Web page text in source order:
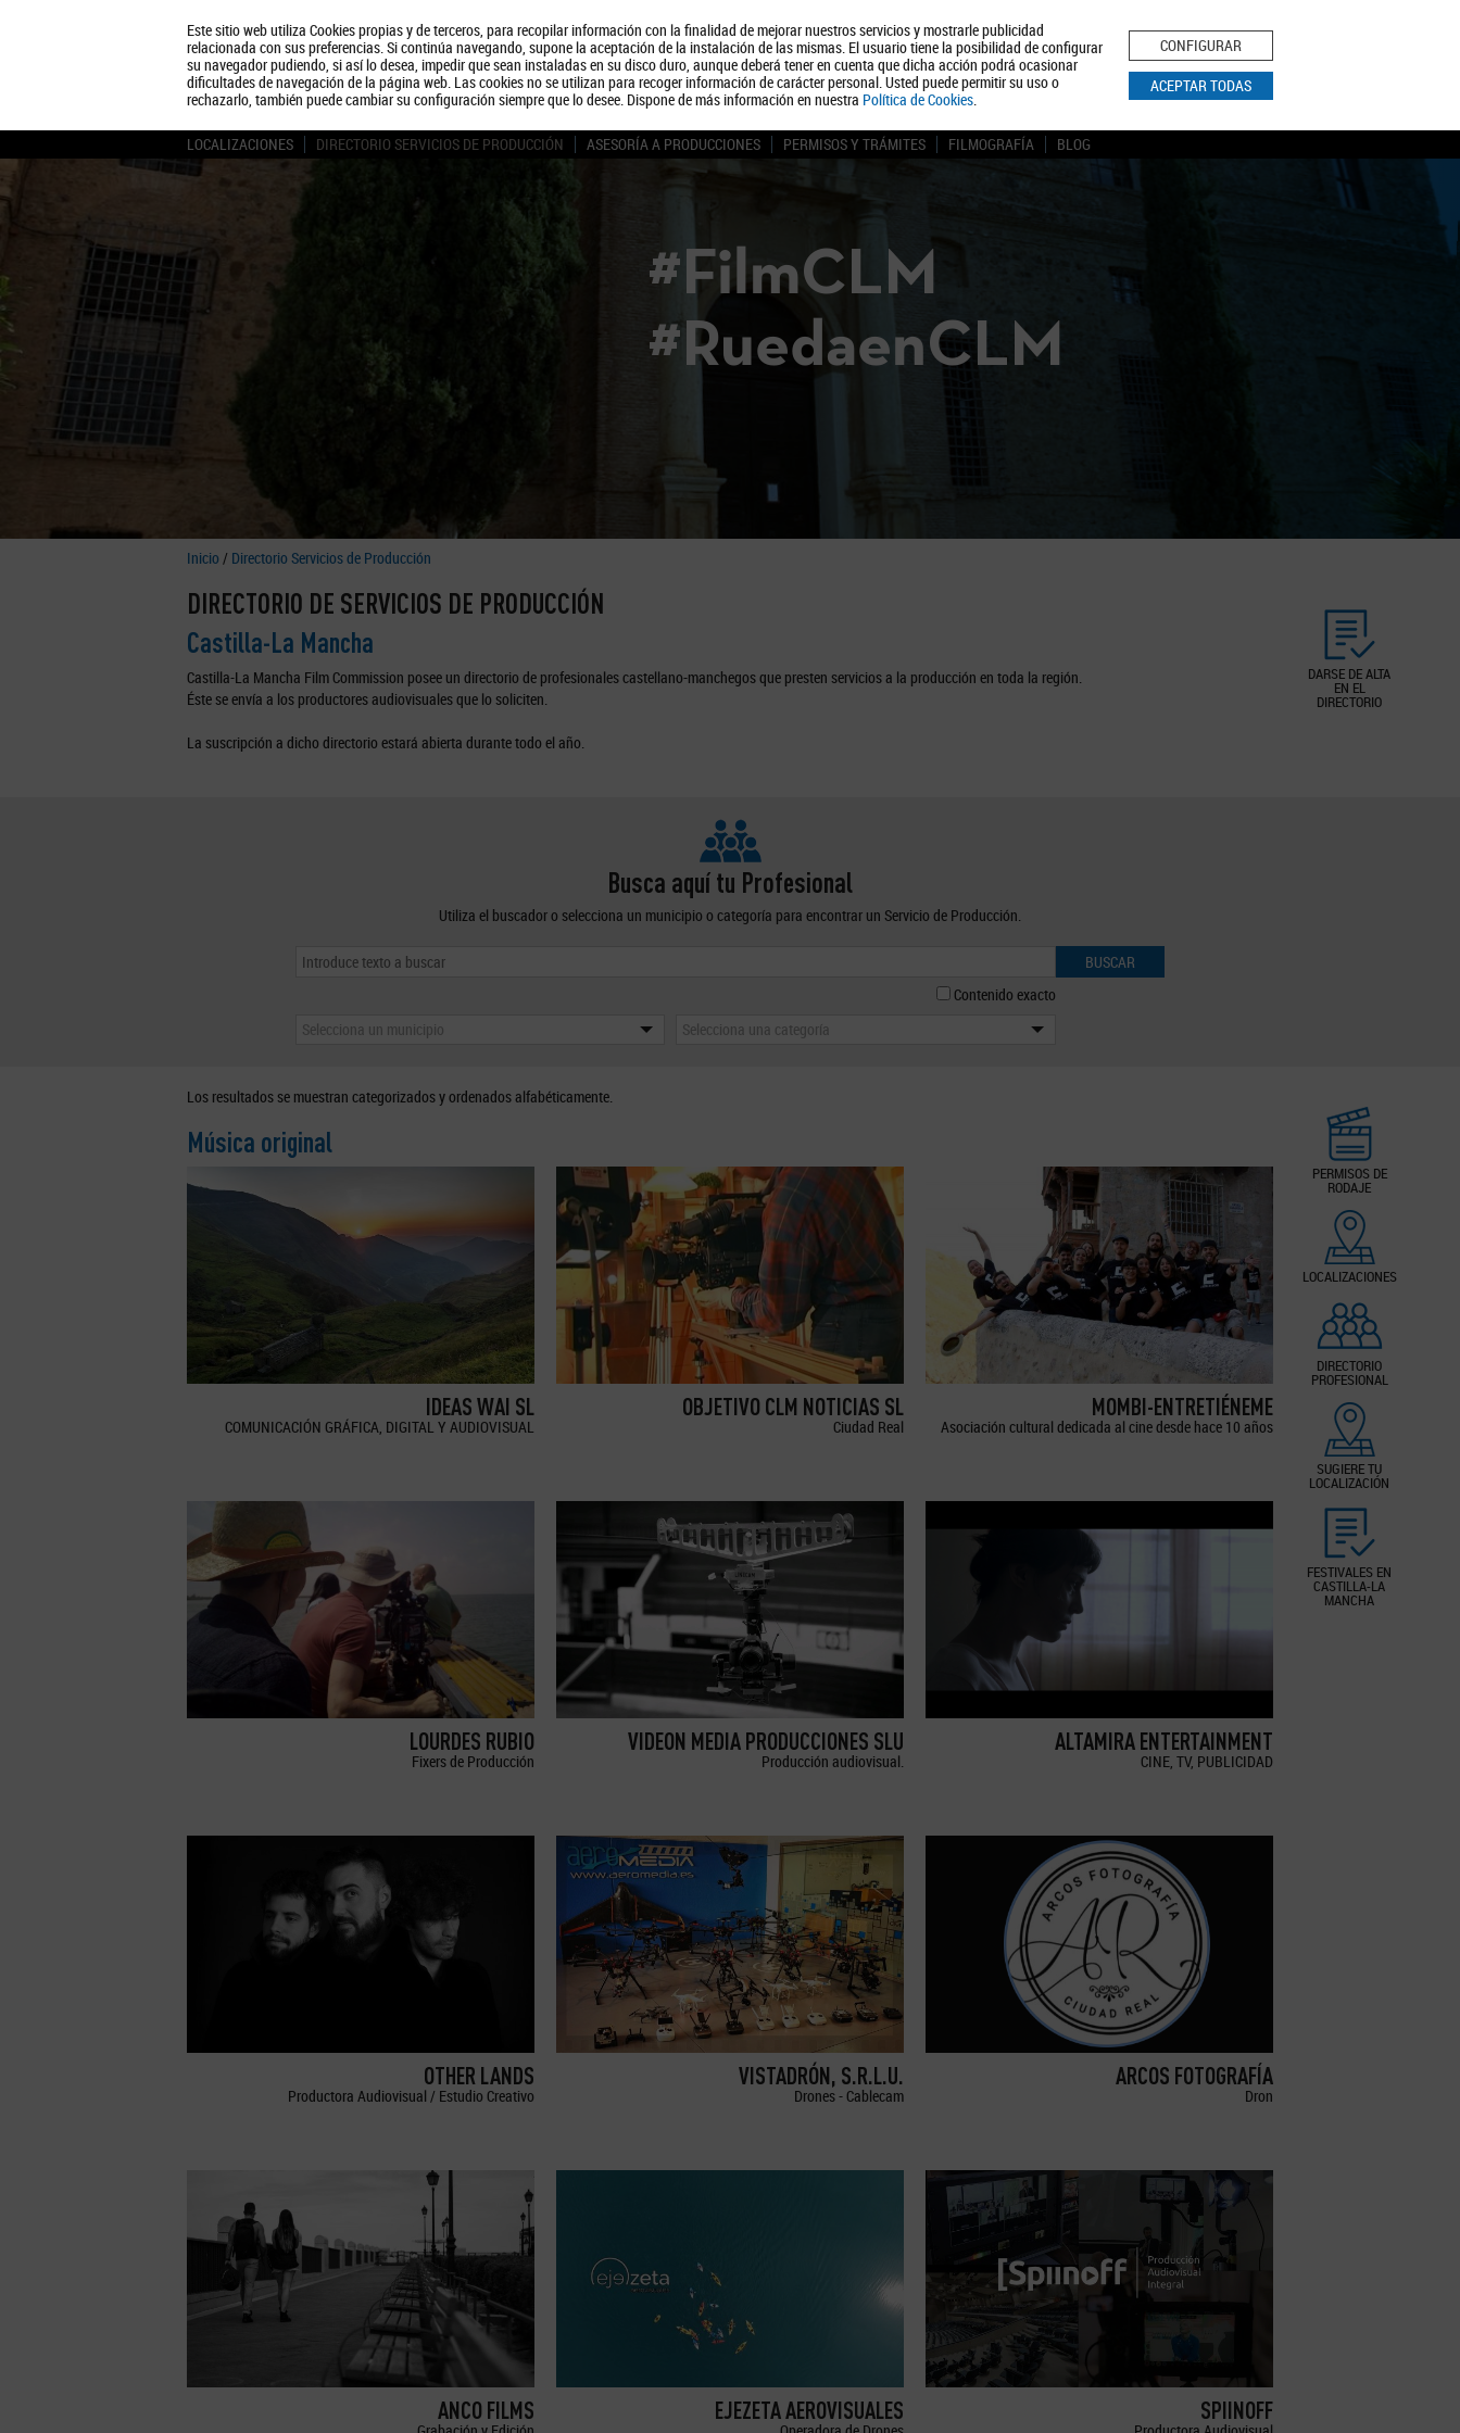
Este sitio web utiliza Cookies propias y de terceros, para recopilar información con la finalidad de mejorar nuestros servicios y mostrarle publicidad
relacionada con sus preferencias. Si continúa navegando, supone la aceptación de la instalación de las mismas. El usuario tiene la posibilidad de configurar
su navegador pudiendo, si así lo desea, impedir que sean instaladas en su disco duro, aunque deberá tener en cuenta que dicha acción podrá ocasionar
dificultades de navegación de la página web. Las cookies no se utilizan para recoger información de carácter personal. Usted puede permitir su uso o
rechazarlo, también puede cambiar su configuración siempre que lo desee. Dispone de más información en nuestra Política de Cookies.
CONFIGURAR
ACEPTAR TODAS
Quiénes somos Turismo Política de Privacidad Aviso Legal Política de Cookies
BUSCAR
LOCALIZACIONES DIRECTORIO SERVICIOS DE PRODUCCIÓN ASESORÍA A PRODUCCIONES PERMISOS Y TRÁMITES FILMOGRAFÍA BLOG
#FilmCLM
#RuedaenCLM
Inicio / Directorio Servicios de Producción
DARSE DE ALTA
EN EL
DIRECTORIO
DIRECTORIO DE SERVICIOS DE PRODUCCIÓN
Castilla-La Mancha
Castilla-La Mancha Film Commission posee un directorio de profesionales castellano-manchegos que presten servicios a la producción en toda la región.
Éste se envía a los productores audiovisuales que lo soliciten.
La suscripción a dicho directorio estará abierta durante todo el año.
Busca aquí tu Profesional
Utiliza el buscador o selecciona un municipio o categoría para encontrar un Servicio de Producción.
BUSCAR
Contenido exacto
Selecciona un municipio
Selecciona una categoría
PERMISOS DE
RODAJE
LOCALIZACIONES
DIRECTORIO
PROFESIONAL
SUGIERE TU
LOCALIZACIÓN
FESTIVALES EN
CASTILLA-LA
MANCHA
Los resultados se muestran categorizados y ordenados alfabéticamente.
Música original
IDEAS WAI SL
COMUNICACIÓN GRÁFICA, DIGITAL Y AUDIOVISUAL
OBJETIVO CLM NOTICIAS SL
Ciudad Real
MOMBI-ENTRETIÉNEME
Asociación cultural dedicada al cine desde hace 10 años
LOURDES RUBIO
Fixers de Producción
VIDEON MEDIA PRODUCCIONES SLU
Producción audiovisual.
ALTAMIRA ENTERTAINMENT
CINE, TV, PUBLICIDAD
OTHER LANDS
Productora Audiovisual / Estudio Creativo
VISTADRÓN, S.R.L.U.
Drones - Cablecam
ARCOS FOTOGRAFÍA
Dron
ANCO FILMS EJEZETA AEROVISUALES SPIINOFF